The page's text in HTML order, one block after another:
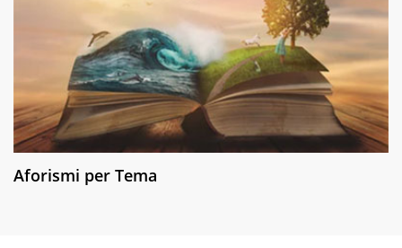
Aforismi per Tema